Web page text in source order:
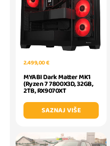
2.499,00 €
MYABI Dark Matter MK1
(Ryzen 7 7800X3D, 32GB,
2TB, RX9070XT
SAZNAJ VIŠE